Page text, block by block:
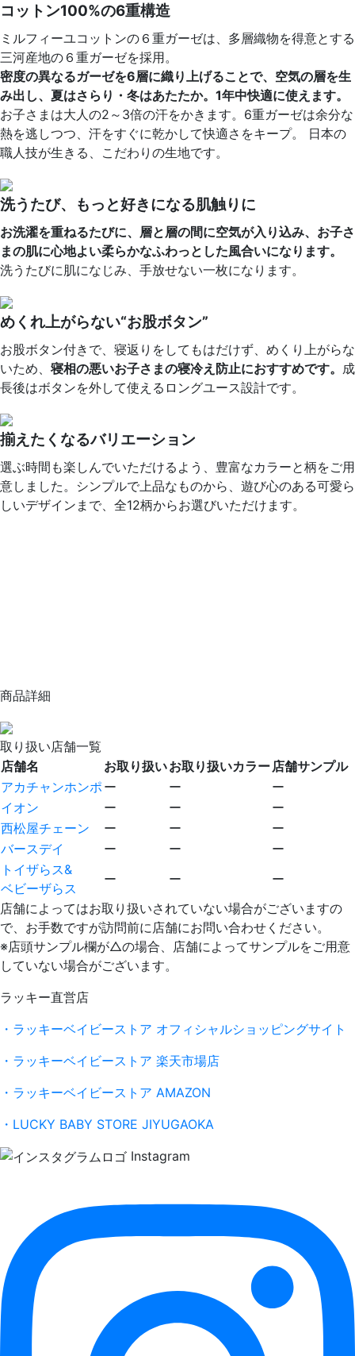
コットン100%の6重構造
ミルフィーユコットンの６重ガーゼは、多層織物を得意とする
三河産地の６重ガーゼを採用。
密度の異なるガーゼを6層に織り上げることで、空気の層を生
み出し、夏はさらり・冬はあたたか。1年中快適に使えます。
お子さまは大人の2～3倍の汗をかきます。6重ガーゼは余分な
熱を逃しつつ、汗をすぐに乾かして快適さをキープ。 日本の
職人技が生きる、こだわりの生地です。
洗うたび、もっと好きになる肌触りに
お洗濯を重ねるたびに、層と層の間に空気が入り込み、お子さ
まの肌に心地よい柔らかなふわっとした風合いになります。
洗うたびに肌になじみ、手放せない一枚になります。
めくれ上がらない“お股ボタン”
お股ボタン付きで、寝返りをしてもはだけず、めくり上がらな
いため、 寝相の悪いお子さまの寝冷え防止におすすめです。 成
長後はボタンを外して使えるロングユース設計です。
揃えたくなるバリエーション
選ぶ時間も楽しんでいただけるよう、豊富なカラーと柄をご用
意しました。シンプルで上品なものから、遊び心のある可愛ら
しいデザインまで、全12柄からお選びいただけます。
商品詳細
取り扱い店舗一覧
店舗名
お取り扱いお取り扱いカラー 店舗サンプル
アカチャンホンポ ー ー
ー
イオン
ー ー
ー
西松屋チェーン
ー ー
ー
バースデイ
ー ー
ー
トイザらス&
ベビーザらス
ー ー
ー
店舗によってはお取り扱いされていない場合がございますの
で、お手数ですが訪問前に店舗にお問い合わせください。
※店頭サンプル欄が△の場合、店舗によってサンプルをご用意
していない場合がございます。
ラッキー直営店
・ラッキーベイビーストア オフィシャルショッピングサイト
・ラッキーベイビーストア 楽天市場店
・ラッキーベイビーストア AMAZON
・LUCKY BABY STORE JIYUGAOKA
Instagram